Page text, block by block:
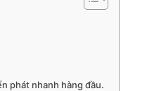
phát nhanh hàng đầu.